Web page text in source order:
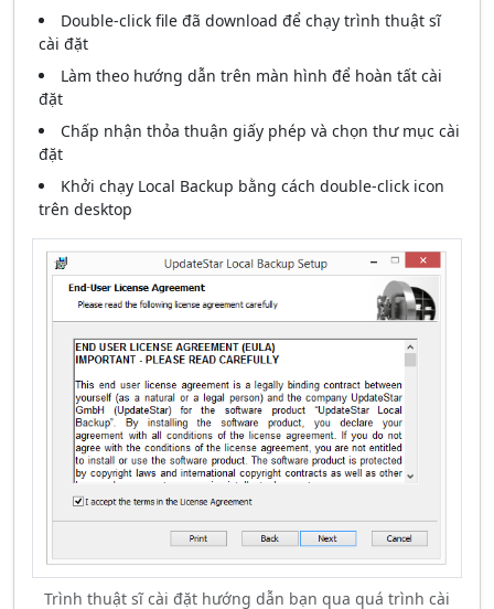
Double-click file đã download để chạy trình thuật sĩ
cài đặt
Làm theo hướng dẫn trên màn hình để hoàn tất cài
đặt
Chấp nhận thỏa thuận giấy phép và chọn thư mục cài
đặt
Khởi chạy Local Backup bằng cách double-click icon
trên desktop
Trình thuật sĩ cài đặt hướng dẫn bạn qua quá trình cài